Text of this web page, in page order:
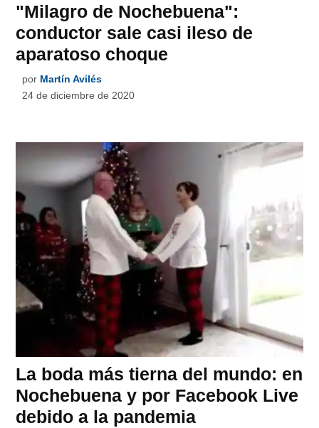
"Milagro de Nochebuena":
conductor sale casi ileso de
aparatoso choque
por Martín Avilés
24 de diciembre de 2020
La boda más tierna del mundo: en
Nochebuena y por Facebook Live
debido a la pandemia